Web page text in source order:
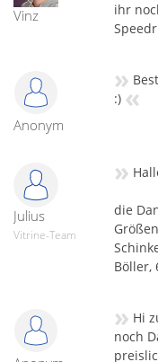
Vinz
ihr
Anonym
»
:) «
Julius
Vitrine-Team
»
die
Böller,
» Hi
noch